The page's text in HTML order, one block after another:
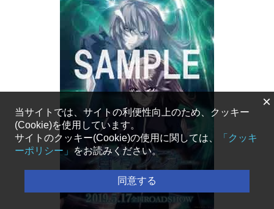
×
当サイトでは、サイトの利便性向上のため、クッキー
(Cookie)を使用しています。
サイトのクッキー(Cookie)の使用に関しては、
「クッキ
ーポリシー」
をお読みください。
同意する